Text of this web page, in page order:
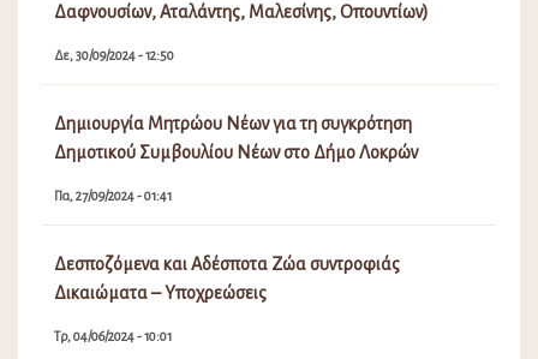
Δαφνουσίων, Αταλάντης, Μαλεσίνης, Οπουντίων)
Δε, 30/09/2024 - 12:50
Δημιουργία Μητρώου Νέων για τη συγκρότηση
Δημοτικού Συμβουλίου Νέων στο Δήμο Λοκρών
Πα, 27/09/2024 - 01:41
Δεσποζόμενα και Αδέσποτα Ζώα συντροφιάς
Δικαιώματα – Υποχρεώσεις
Τρ, 04/06/2024 - 10:01